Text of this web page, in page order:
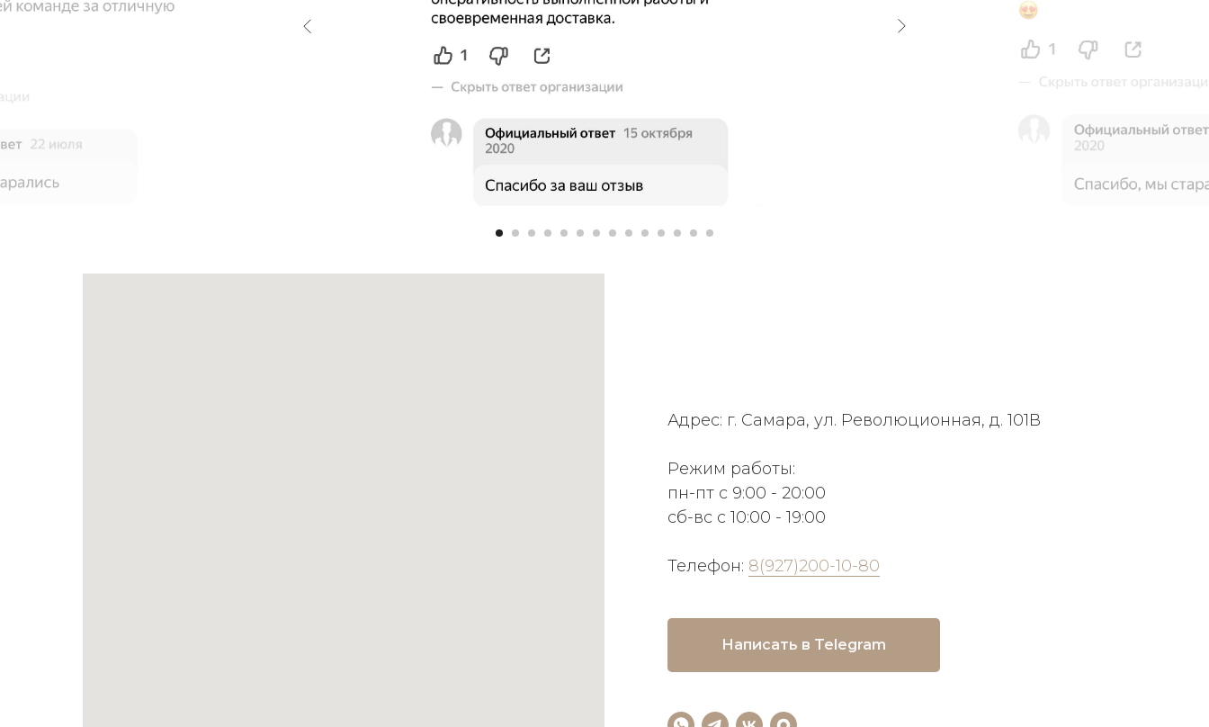
Адрес: г. Самара, ул. Революционная, д. 101В
Режим работы:
пн-пт с 9:00 - 20:00
сб-вс с 10:00 - 19:00
Телефон: 8(927)200-10-80
Написать в Telegram